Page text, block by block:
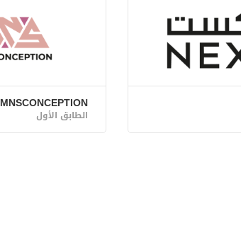
MNSCONCEPTION
الطابق الأول